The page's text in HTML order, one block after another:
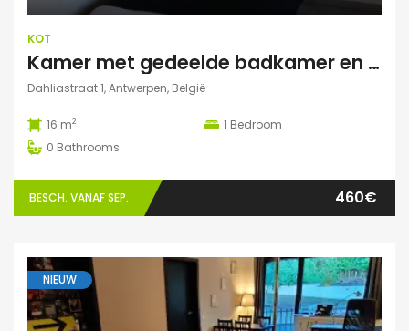
KOT
Kamer met gedeelde badkamer en keuken
Dahliastraat 1, Antwerpen, België
16 m2 1 Bedroom
0 Bathrooms
BESCH. VANAF SEP. 460€
NIEUW